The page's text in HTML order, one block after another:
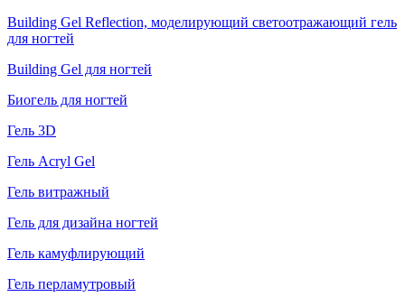
Building Gel Reflection, моделирующий светоотражающий гель
для ногтей
Building Gel для ногтей
Биогель для ногтей
Гель 3D
Гель Acryl Gel
Гель витражный
Гель для дизайна ногтей
Гель камуфлирующий
Гель перламутровый